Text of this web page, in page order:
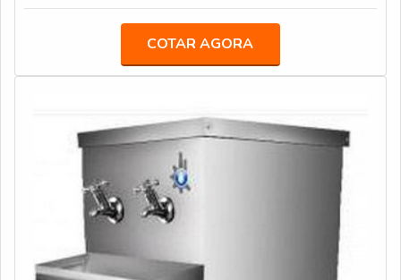
para purificadores de água, com os colaboradores da
benefício com assessoria técnica especializada.MAIS
INFORMAÇÕES SOBRE FILTROS PARA
seus esforços em proporcionar uma estrutura com
escritório de alta qualidade onde são realizadas as
atividades e biblioteca técnica de apoio, tudo para se
certificar que se tenha filtros para purificadores de água
com proteção.Há muitas maneiras eficientes de
demonstrar competência e excelência em sua área de
atuação. A Veneza Filtros se mostra referência por ter:
Soluções para quem busca a melhor qualidade para a sua
COTAR AGORA